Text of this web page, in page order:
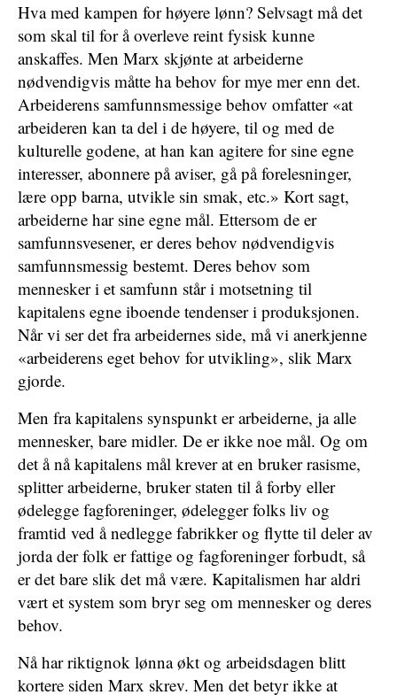
Hva med kampen for høyere lønn? Selvsagt må det
som skal til for å overleve reint fysisk kunne
anskaffes. Men Marx skjønte at arbeiderne
nødvendigvis måtte ha behov for mye mer enn det.
Arbeiderens samfunnsmessige behov omfatter «at
arbeideren kan ta del i de høyere, til og med de
kulturelle godene, at han kan agitere for sine egne
interesser, abonnere på aviser, gå på forelesninger,
lære opp barna, utvikle sin smak, etc.» Kort sagt,
arbeiderne har sine egne mål. Ettersom de er
samfunnsvesener, er deres behov nødvendigvis
samfunnsmessig bestemt. Deres behov som
mennesker i et samfunn står i motsetning til
kapitalens egne iboende tendenser i produksjonen.
Når vi ser det fra arbeidernes side, må vi anerkjenne
«arbeiderens eget behov for utvikling», slik Marx
gjorde.
Men fra kapitalens synspunkt er arbeiderne, ja alle
mennesker, bare midler. De er ikke noe mål. Og om
det å nå kapitalens mål krever at en bruker rasisme,
splitter arbeiderne, bruker staten til å forby eller
ødelegge fagforeninger, ødelegger folks liv og
framtid ved å nedlegge fabrikker og flytte til deler av
jorda der folk er fattige og fagforeninger forbudt, så
er det bare slik det må være. Kapitalismen har aldri
vært et system som bryr seg om mennesker og deres
behov.
Nå har riktignok lønna økt og arbeidsdagen blitt
kortere siden Marx skrev. Men det betyr ikke at